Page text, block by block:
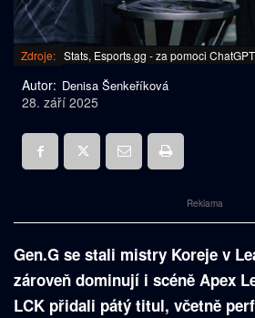
Zdroje: Stats, Esports.gg - za pomoci
Autor: Denisa Šenkeříková
28. září 2025
Reklama
Gen.G se stali mistry Koreje v
zároveň dominují i scéně Apex
LCK přidali pátý titul, včetně